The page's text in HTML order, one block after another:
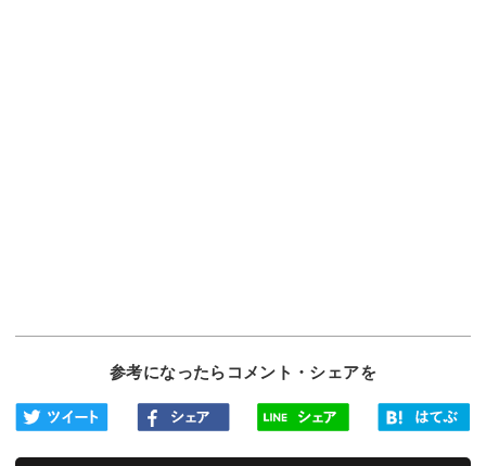
参考になったらコメント・シェアを